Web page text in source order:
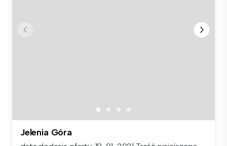
Jelenia Góra